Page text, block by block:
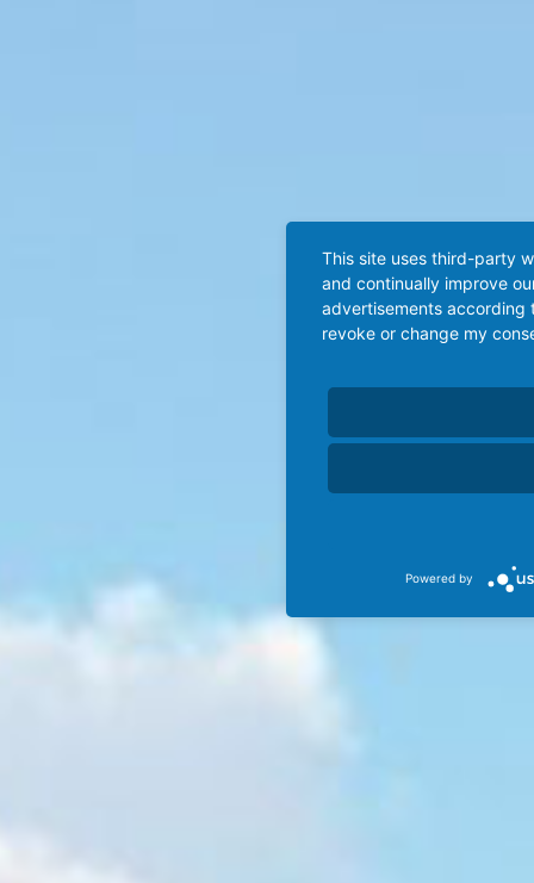
This site uses third-party
and continually improve
advertisements according
revoke or change my
Powered by